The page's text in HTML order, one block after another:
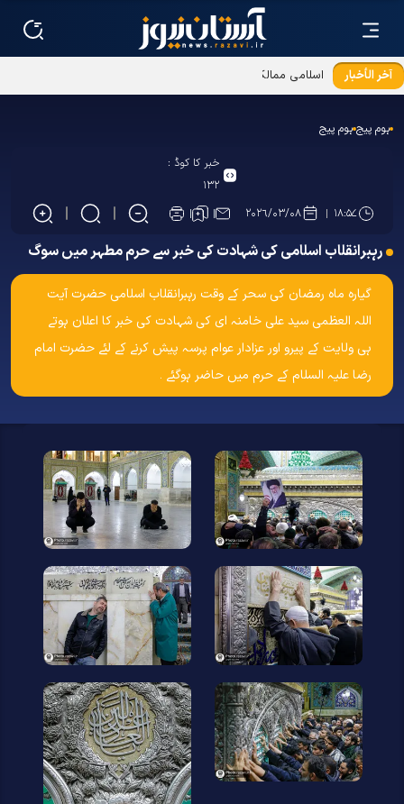
آخر الأخبار
اسلامی ممالک کا اتحاد؛عظیم اسلامی تہذیب کے احیاء کی کنجی ہے ؛
آیت اللہ احمد مروی
ہوم پیج ہوم پیج
خبر کا کوڈ :
۱۳۲
۱۸:۵۷
۲۰۲۶/۰۳/۰۸
رہبرانقلاب اسلامی کی شہادت کی خبر سے حرم مطہر میں سوگ
گیارہ ماہ رمضان کی سحر کے وقت رہبرانقلاب اسلامی حضرت آیت
اللہ العظمی سید علی خامنہ ای کی شہادت کی خبر کا اعلان ہوتے
ہی ولایت کے پیرو اور عزادار عوام پرسہ پیش کرنے کے لئے حضرت امام
رضا علیہ السلام کے حرم میں حاضر ہوگئے ۔